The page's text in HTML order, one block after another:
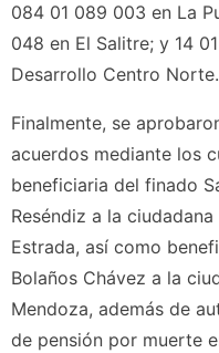
084 01 089 003 en La
048 en El Salitre; y 14
Desarrollo Centro Norte.
Finalmente, se
acuerdos mediante los
beneficiaria del finado
Reséndiz a la
Estrada, así como
Bolaños Chávez a la
Mendoza, además de
de pensión por muerte